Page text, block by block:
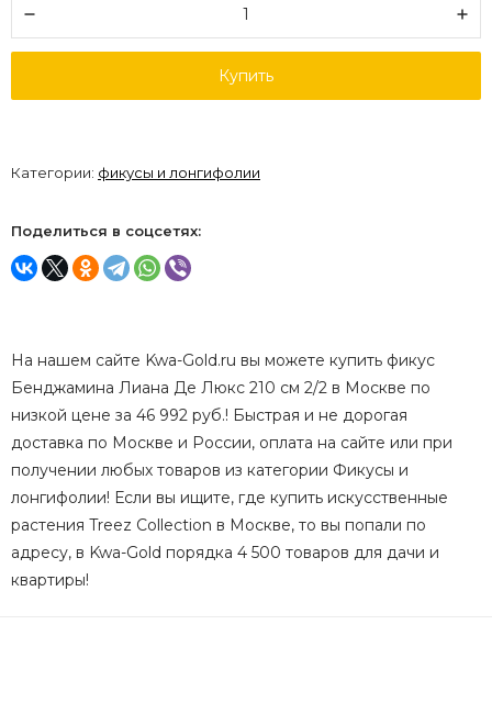
Купить
Категории: фикусы и лонгифолии
Поделиться в соцсетях:
На нашем сайте Kwa-Gold.ru вы можете купить фикус
Бенджамина Лиана Де Люкс 210 см 2/2 в Москве по
низкой цене за 46 992 руб.! Быстрая и не дорогая
доставка по Москве и России, оплата на сайте или при
получении любых товаров из категории Фикусы и
лонгифолии! Если вы ищите, где купить искусственные
растения Treez Collection в Москве, то вы попали по
адресу, в Kwa-Gold порядка 4 500 товаров для дачи и
квартиры!